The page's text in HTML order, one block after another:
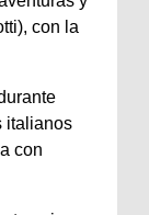
con la
italianos
con